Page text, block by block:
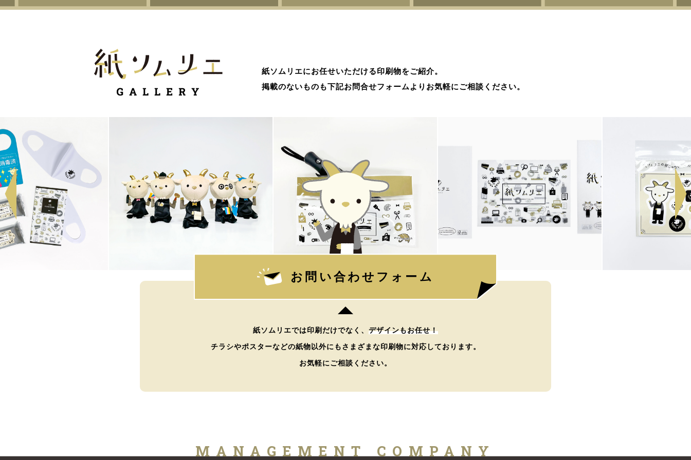
紙ソムリエにお任せいただける印刷物をご紹介。
掲載のないものも下記お問合せフォームよりお気軽にご相談ください。
お問い合わせフォーム
紙ソムリエでは印刷だけでなく、 デザインもお任せ！
チラシやポスターなどの紙物以外にもさまざまな印刷物に対応しております。
お気軽にご相談ください。
MANAGEMENT COMPANY